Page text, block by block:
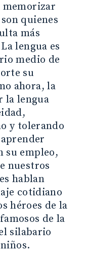
quienes
más
lengua es
medio de
su
ahora, la
la lengua
y tolerando
su empleo,
nuestros
hablan
cotidiano
héroes de la
de la
silabario